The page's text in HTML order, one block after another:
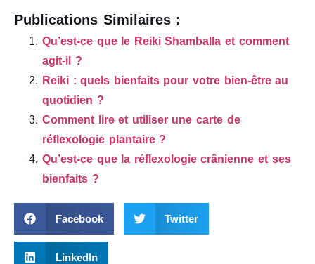
Publications Similaires :
Qu’est-ce que le Reiki Shamballa et comment
agit-il ?
Reiki : quels bienfaits pour votre bien-être au
quotidien ?
Comment lire et utiliser une carte de
réflexologie plantaire ?
Qu’est-ce que la réflexologie crânienne et ses
bienfaits ?
Facebook Twitter
LinkedIn